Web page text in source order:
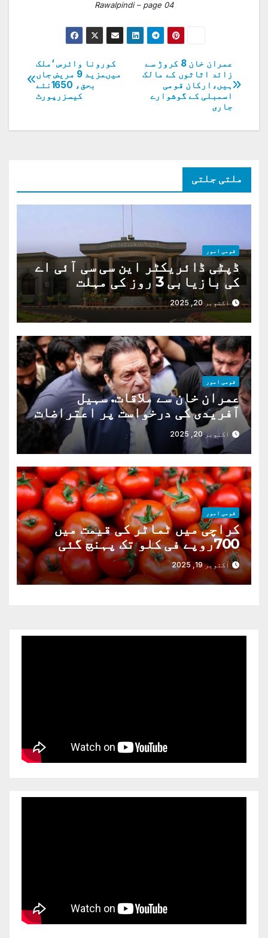
Rawalpindi – page 04
پوسٹوں
کی
نیویگیشن
کورونا وائرس ‘ملک
میںمزید 9 مریض جاں
بحق، 1650نئے
کیسزرپورٹ
عمران خان 8 کروڑ سے
زائد اثاثوں کے مالک
ہیں،ارکان قومی
اسمبلی کے گوشوارے
جاری
ملتی جلتی
قومی امور
ڈپٹی ڈائریکٹر این سی سی آئی اے
کی بازیابی 3 روز کی مہلت
اکتوبر 20, 2025
قومی امور
عمران خان سے ملاقات. سہیل
آفریدی کی درخواست پر اعتراضات
دوراکتوبر 20, 2025
قومی امور
کراچی میں ٹماٹر کی قیمت میں
700روپے فی کلو تک پہنچ گئی
اکتوبر 19, 2025